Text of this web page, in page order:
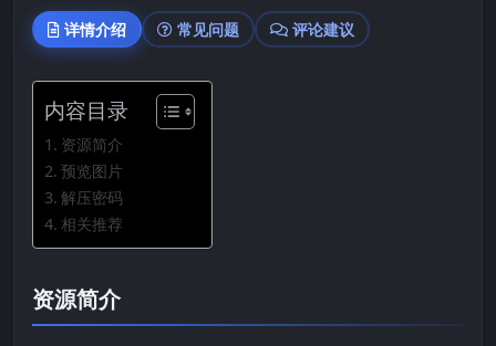
详情介绍 常见问题 评论建议
内容目录
资源简介
预览图片
解压密码
相关推荐
资源简介